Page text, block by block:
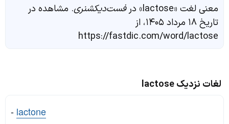
معنی لغت «lactose» در فست‌دیکشنری. مشاهده در
تاریخ ۱۸ مرداد ۱۴۰۵، از
https://fastdic.com/word/lactose
لغات نزدیک lactose
- lactone